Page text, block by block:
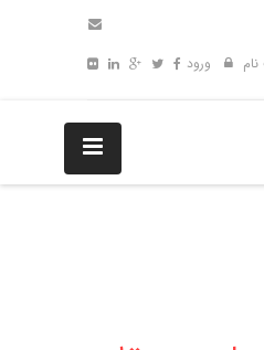
ورود